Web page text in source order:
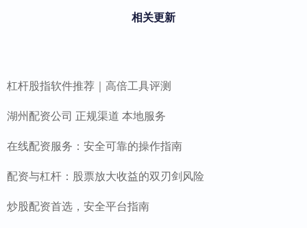
相关更新
杠杆股指软件推荐｜高倍工具评测
湖州配资公司 正规渠道 本地服务
在线配资服务：安全可靠的操作指南
配资与杠杆：股票放大收益的双刃剑风险
炒股配资首选，安全平台指南